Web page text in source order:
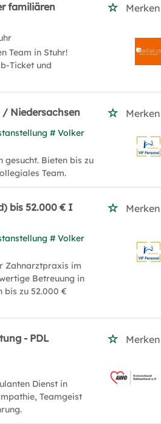
familiären
Merken
Team in Stuhr!
Ticket und
Niedersachsen Merken
# Volker
Bieten bis zu
Team.
bis 52.000 € I
Merken
# Volker
Zahnarztpraxis im
Betreuung in
bis zu 52.000 €
- PDL
Merken
Dienst in
Teamgeist